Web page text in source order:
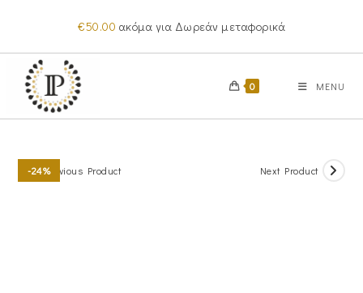
content
€50.00 ακόμα για Δωρεάν μεταφορικά
0 MENU
-24%Previous Product Next Product